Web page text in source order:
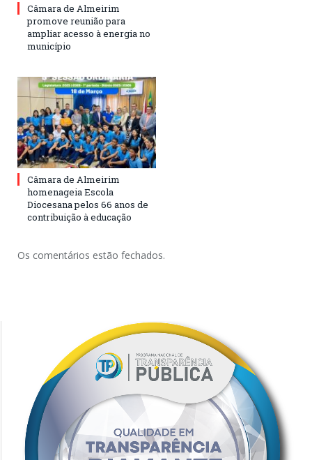
Câmara de Almeirim
promove reunião para
ampliar acesso à energia no
município
Câmara de Almeirim
homenageia Escola
Diocesana pelos 66 anos de
contribuição à educação
Os comentários estão fechados.